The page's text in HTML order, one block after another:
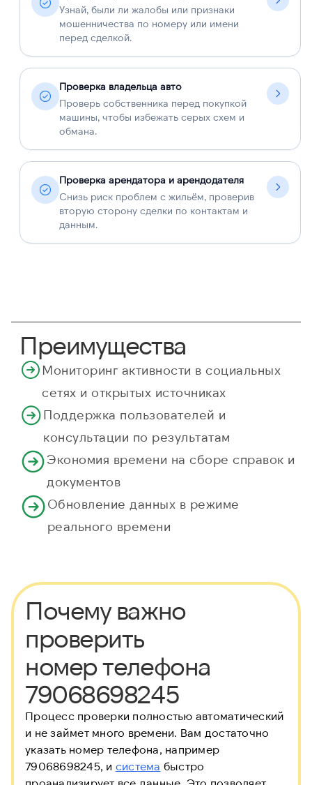
Узнай, были ли жалобы или признаки
мошенничества по номеру или имени
перед сделкой.
Проверка владельца авто
Проверь собственника перед покупкой
машины, чтобы избежать серых схем и
обмана.
Проверка арендатора и арендодателя
Снизь риск проблем с жильём, проверив
вторую сторону сделки по контактам и
данным.
Преимущества
Мониторинг активности в социальных
сетях и открытых источниках
Поддержка пользователей и
консультации по результатам
Экономия времени на сборе справок и
документов
Обновление данных в режиме
реального времени
Почему важно
проверить
номер телефона
79068698245
Процесс проверки полностью автоматический
и не займет много времени. Вам достаточно
указать номер телефона, например
79068698245, и система быстро